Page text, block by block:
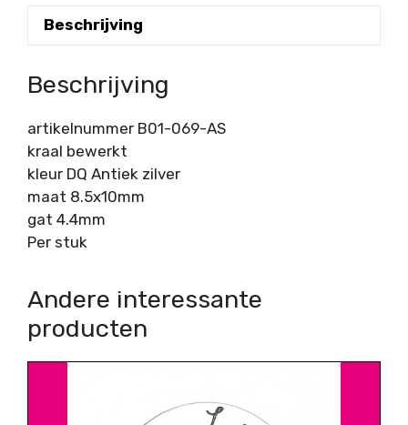
Beschrijving
Beschrijving
artikelnummer B01-069-AS
kraal bewerkt
kleur DQ Antiek zilver
maat 8.5x10mm
gat 4.4mm
Per stuk
Andere interessante
producten